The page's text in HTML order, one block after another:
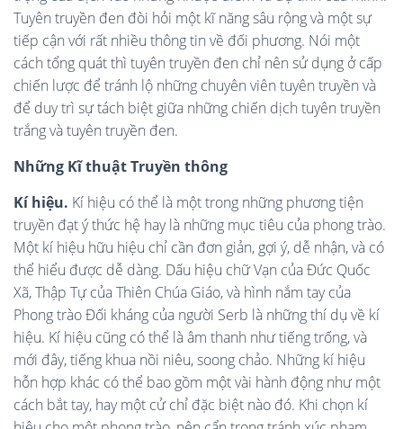
Tuyên truyền đen đòi hỏi một kĩ năng sâu rộng và một sự
tiếp cận với rất nhiều thông tin về đối phương. Nói một
cách tổng quát thì tuyên truyền đen chỉ nên sử dụng ở cấp
chiến lược để tránh lộ những chuyên viên tuyên truyền và
để duy trì sự tách biệt giữa những chiến dịch tuyên truyền
trắng và tuyên truyền đen.
Những Kĩ thuật Truyền thông
Kí hiệu. Kí hiệu có thể là một trong những phương tiện
truyền đạt ý thức hệ hay là những mục tiêu của phong trào.
Một kí hiệu hữu hiệu chỉ cần đơn giản, gợi ý, dễ nhận, và có
thể hiểu được dễ dàng. Dấu hiệu chữ Vạn của Đức Quốc
Xã, Thập Tự của Thiên Chúa Giáo, và hình nắm tay của
Phong trào Đối kháng của người Serb là những thí dụ về kí
hiệu. Kí hiệu cũng có thể là âm thanh như tiếng trống, và
mới đây, tiếng khua nồi niêu, soong chảo. Những kí hiệu
hỗn hợp khác có thể bao gồm một vài hành động như một
cách bắt tay, hay một cử chỉ đặc biệt nào đó. Khi chọn kí